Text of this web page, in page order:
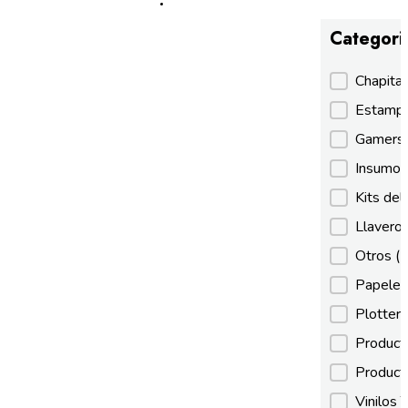
Gamers
Kits
Otros
Vinilos